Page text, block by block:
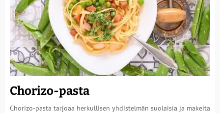
Chorizo-pasta
Chorizo-pasta tarjoaa herkullisen yhdistelmän suolaisia ja makeita